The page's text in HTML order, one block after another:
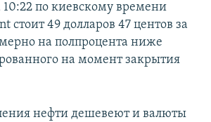
по киевскому времени
стоит 49 долларов 47 центов за
на полпроцента ниже
на момент закрытия
нефти дешевеют и валюты